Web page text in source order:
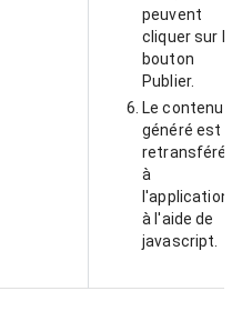
peuvent
cliquer sur le
bouton
Publier.
Le contenu
généré est
retransféré
à
l'application
à l'aide de
javascript.